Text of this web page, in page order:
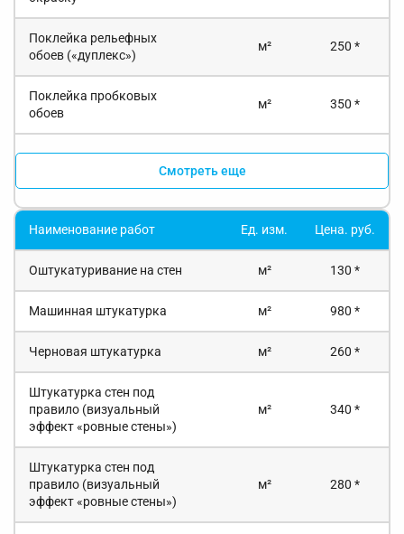
Поклейка рельефных
обоев («дуплекс»)
м² 250 *
Поклейка пробковых
обоев
м² 350 *
Смотреть еще
Наименование работ Ед. изм. Цена. руб.
Оштукатуривание на стен м² 130 *
Машинная штукатурка м² 980 *
Черновая штукатурка м² 260 *
Штукатурка стен под
правило (визуальный
эффект «ровные стены»)
м² 340 *
Штукатурка стен под
правило (визуальный
эффект «ровные стены»)
м² 280 *